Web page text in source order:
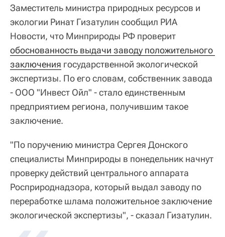
Заместитель министра природных ресурсов и
экологии Ринат Гизатулин сообщил РИА
Новости, что Минприроды РФ проверит
обоснованность выдачи заводу положительного
заключения государственной экологической
экспертизы. По его словам, собственник завода
- ООО "Инвест Ойл" - стало единственным
предприятием региона, получившим такое
заключение.
"По поручению министра Сергея Донского
специалисты Минприроды в понедельник начнут
проверку действий центрального аппарата
Росприроднадзора, который выдал заводу по
переработке шлама положительное заключение
экологической экспертизы", - сказал Гизатулин.